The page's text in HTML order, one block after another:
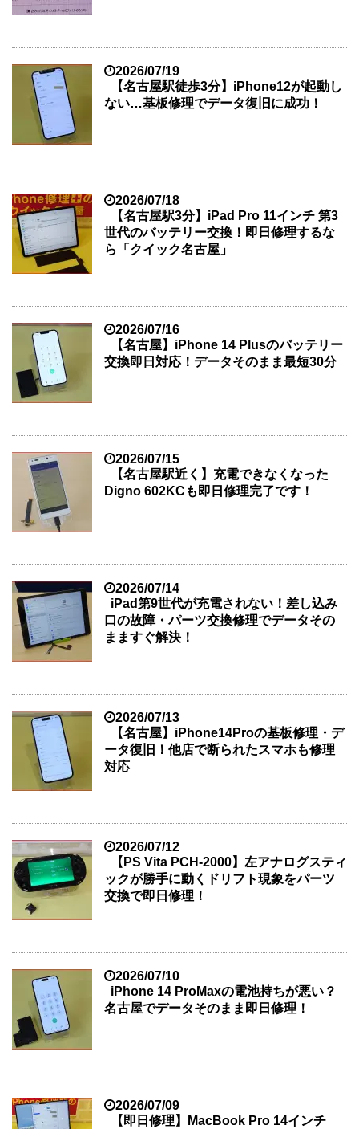
2026/07/19
【名古屋駅徒歩3分】iPhone12が起動し
ない…基板修理でデータ復旧に成功！
2026/07/18
【名古屋駅3分】iPad Pro 11インチ 第3
世代のバッテリー交換！即日修理するな
ら「クイック名古屋」
2026/07/16
【名古屋】iPhone 14 Plusのバッテリー
交換即日対応！データそのまま最短30分
2026/07/15
【名古屋駅近く】充電できなくなった
Digno 602KCも即日修理完了です！
2026/07/14
iPad第9世代が充電されない！差し込み
口の故障・パーツ交換修理でデータその
まますぐ解決！
2026/07/13
【名古屋】iPhone14Proの基板修理・デ
ータ復旧！他店で断られたスマホも修理
対応
2026/07/12
【PS Vita PCH-2000】左アナログスティ
ックが勝手に動くドリフト現象をパーツ
交換で即日修理！
2026/07/10
iPhone 14 ProMaxの電池持ちが悪い？
名古屋でデータそのまま即日修理！
2026/07/09
【即日修理】MacBook Pro 14インチ